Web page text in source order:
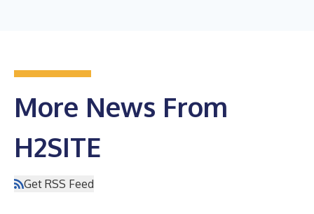
More News From
H2SITE
Get RSS Feed